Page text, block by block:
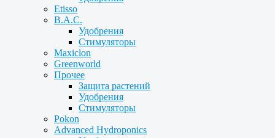
Etisso
B.A.C.
Удобрения
Стимуляторы
Maxiclon
Greenworld
Прочее
Защита растений
Удобрения
Стимуляторы
Pokon
Advanced Hydroponics